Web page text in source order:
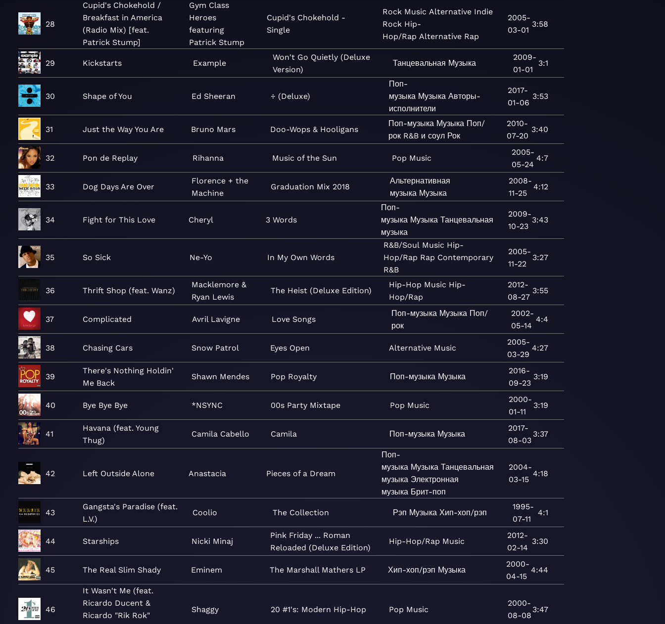
28
Cupid's Chokehold /
Breakfast in America
(Radio Mix) [feat.
Patrick Stump]
Gym Class
Heroes
featuring
Patrick Stump
Cupid's Chokehold -
Single
Rock Music Alternative Indie
Rock Hip-
Hop/Rap Alternative Rap
2005-
03-01
3:58
29 Kickstarts Example
Won't Go Quietly (Deluxe
Version)
Танцевальная Музыка
2009-
01-01
3:1
30 Shape of You Ed Sheeran ÷ (Deluxe)
Поп-
музыка Музыка Авторы-
исполнители
2017-
01-06
3:53
31 Just the Way You Are Bruno Mars Doo-Wops & Hooligans
Поп-музыка Музыка Поп/
рок R&B и соул Рок
2010-
07-20
3:40
32 Pon de Replay Rihanna Music of the Sun Pop Music
2005-
05-24
4:7
33 Dog Days Are Over
Florence + the
Machine
Graduation Mix 2018
Альтернативная
музыка Музыка
2008-
11-25
4:12
34 Fight for This Love Cheryl 3 Words
Поп-
музыка Музыка Танцевальная
музыка
2009-
10-23
3:43
35 So Sick Ne-Yo In My Own Words
R&B/Soul Music Hip-
Hop/Rap Rap Contemporary
R&B
2005-
11-22
3:27
36 Thrift Shop (feat. Wanz)
Macklemore &
Ryan Lewis
The Heist (Deluxe Edition)
Hip-Hop Music Hip-
Hop/Rap
2012-
08-27
3:55
37 Complicated Avril Lavigne Love Songs
Поп-музыка Музыка Поп/
рок
2002-
05-14
4:4
38 Chasing Cars Snow Patrol Eyes Open Alternative Music
2005-
03-29
4:27
39
There's Nothing Holdin'
Me Back
Shawn Mendes Pop Royalty Поп-музыка Музыка
2016-
09-23
3:19
40 Bye Bye Bye *NSYNC 00s Party Mixtape Pop Music
2000-
01-11
3:19
41
Havana (feat. Young
Thug)
Camila Cabello Camila Поп-музыка Музыка
2017-
08-03
3:37
42 Left Outside Alone Anastacia Pieces of a Dream
Поп-
музыка Музыка Танцевальная
музыка Электронная
музыка Брит-поп
2004-
03-15
4:18
43
Gangsta's Paradise (feat.
L.V.)
Coolio The Collection Рэп Музыка Хип-хоп/рэп
1995-
07-11
4:1
44 Starships Nicki Minaj
Pink Friday ... Roman
Reloaded (Deluxe Edition)
Hip-Hop/Rap Music
2012-
02-14
3:30
45 The Real Slim Shady Eminem The Marshall Mathers LP Хип-хоп/рэп Музыка
2000-
04-15
4:44
46
It Wasn't Me (feat.
Ricardo Ducent &
Ricardo "Rik Rok"
Shaggy 20 #1's: Modern Hip-Hop Pop Music
2000-
08-08
3:47